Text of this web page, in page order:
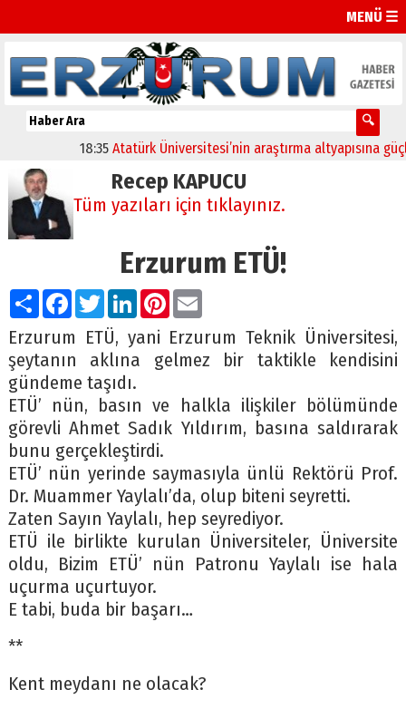
MENÜ ☰
18:35 Atatürk Üniversitesi’nin araştırma altyapısına güçlü
Recep KAPUCU
Tüm yazıları için tıklayınız.
Erzurum ETÜ!
PaylaşFacebook
TwitterLinkedIn
Pinterest
Email
Erzurum ETÜ, yani Erzurum Teknik Üniversitesi,
şeytanın aklına gelmez bir taktikle kendisini
gündeme taşıdı.
ETÜ’ nün, basın ve halkla ilişkiler bölümünde
görevli Ahmet Sadık Yıldırım, basına saldırarak
bunu gerçekleştirdi.
ETÜ’ nün yerinde saymasıyla ünlü Rektörü Prof.
Dr. Muammer Yaylalı’da, olup biteni seyretti.
Zaten Sayın Yaylalı, hep seyrediyor.
ETÜ ile birlikte kurulan Üniversiteler, Üniversite
oldu, Bizim ETÜ’ nün Patronu Yaylalı ise hala
uçurma uçurtuyor.
E tabi, buda bir başarı…
**
Kent meydanı ne olacak?